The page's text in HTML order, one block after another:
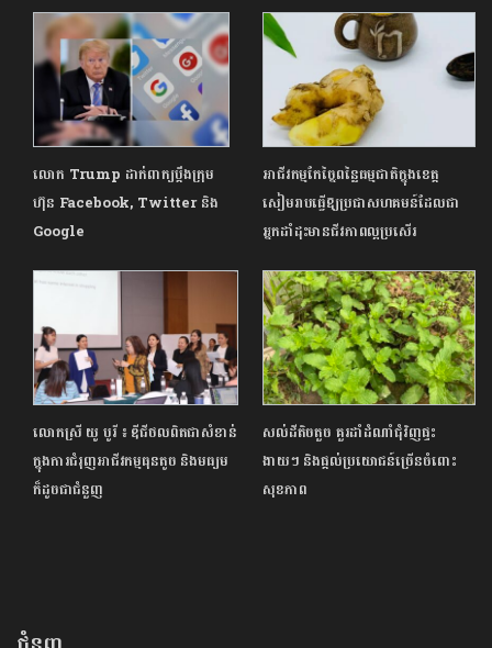
លោក Trump ដាក់ពាក្យប្តឹងក្រុម
ហ៊ុន Facebook, Twitter និង
Google
អាជីវកម្មកែច្នៃពន្លៃធម្មជាតិក្នុងខេត្ត
សៀមរាបធ្វើឱ្យប្រជាសហគមន៍ដែលជា
អ្នកដាំដុះមានជីវភាពល្អប្រសើរ
លោកស្រី យូ បូរី ៖ ឌីជីថលពិតជាសំខាន់
ក្នុងការជំរុញអាជីវកម្មធុនតូច និងមធ្យម
ក៏ដូចជាជំនួញ
សល់ដីតិចតួច គួរដាំដំណាំជុំវិញផ្ទះ
ងាយៗ និងផ្ដល់ប្រយោជន៍ច្រើនចំពោះ
សុខភាព